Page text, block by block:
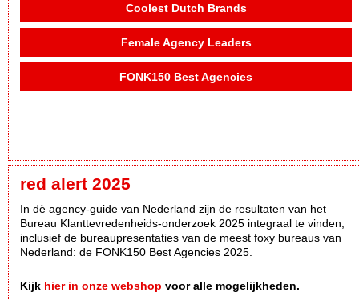
Coolest Dutch Brands
Female Agency Leaders
FONK150 Best Agencies
red alert 2025
In dè agency-guide van Nederland zijn de resultaten van het
Bureau Klanttevredenheids-onderzoek 2025 integraal te vinden,
inclusief de bureaupresentaties van de meest foxy bureaus van
Nederland: de FONK150 Best Agencies 2025.
Kijk hier in onze webshop voor alle mogelijkheden.